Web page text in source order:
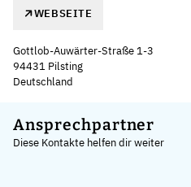
WEBSEITE
Gottlob-Auwärter-Straße 1-3
94431 Pilsting
Deutschland
+
−
Ansprechpartner
Diese Kontakte helfen dir weiter